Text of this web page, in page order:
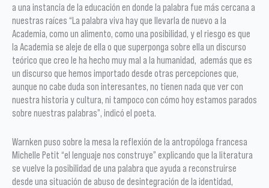
a una instancia de la educación en donde la palabra fue más cercana a
nuestras raíces “La palabra viva hay que llevarla de nuevo a la
Academia, como un alimento, como una posibilidad, y el riesgo es que
la Academia se aleje de ella o que superponga sobre ella un discurso
teórico que creo le ha hecho muy mal a la humanidad, además que es
un discurso que hemos importado desde otras percepciones que,
aunque no cabe duda son interesantes, no tienen nada que ver con
nuestra historia y cultura, ni tampoco con cómo hoy estamos parados
sobre nuestras palabras”, indicó el poeta.
Warnken puso sobre la mesa la reflexión de la antropóloga francesa
Michelle Petit “el lenguaje nos construye” explicando que la literatura
se vuelve la posibilidad de una palabra que ayuda a reconstruirse
desde una situación de abuso de desintegración de la identidad,